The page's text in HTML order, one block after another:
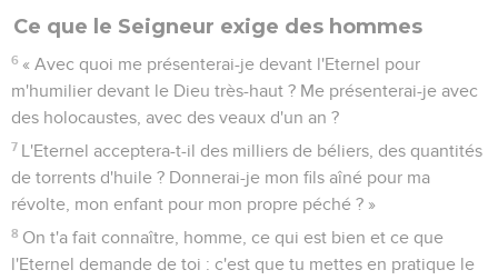
Ce que le Seigneur exige des hommes
6 « Avec quoi me présenterai-je devant l'Eternel pour
m'humilier devant le Dieu très-haut ? Me présenterai-je avec
des holocaustes, avec des veaux d'un an ?
7 L'Eternel acceptera-t-il des milliers de béliers, des quantités
de torrents d'huile ? Donnerai-je mon fils aîné pour ma
révolte, mon enfant pour mon propre péché ? »
8 On t'a fait connaître, homme, ce qui est bien et ce que
l'Eternel demande de toi : c'est que tu mettes en pratique le